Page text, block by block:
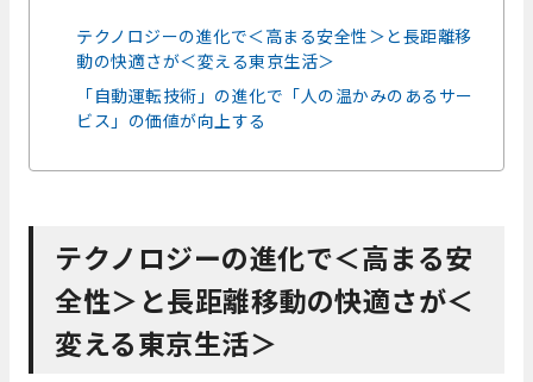
テクノロジーの進化で＜高まる安全性＞と長距離移
動の快適さが＜変える東京生活＞
「自動運転技術」の進化で「人の温かみのあるサー
ビス」の価値が向上する
テクノロジーの進化で＜高まる安
全性＞と長距離移動の快適さが＜
変える東京生活＞